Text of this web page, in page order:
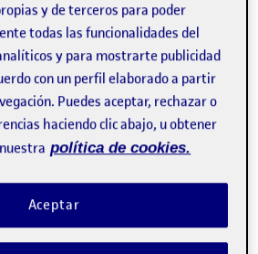
1 Entrega de la actividad R1
la actividad R1
1
mi podcast Un saludo Entrega de la
y de terceros para poder
todas las funcionalidades del
y para mostrarte publicidad
con un perfil elaborado a partir
Puedes aceptar, rechazar o
haciendo clic abajo, u obtener
política de cookies.
Aceptar